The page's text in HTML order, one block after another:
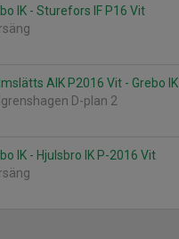
IK - Sturefors IF P16 Vit
AIK P2016 Vit - Grebo IK
D-plan 2
IK - Hjulsbro IK P-2016 Vit